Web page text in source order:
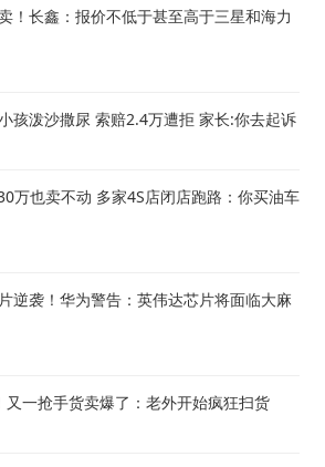
！长鑫：报价不低于甚至高于三星和海力
孩泼沙撒尿 索赔2.4万遭拒 家长:你去起诉
万也卖不动 多家4S店闭店跑路：你买油车
逆袭！华为警告：英伟达芯片将面临大麻
又一抢手货卖爆了：老外开始疯狂扫货